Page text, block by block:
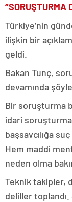
“SORUŞTURMA
Türkiye’nin
ilişkin bir
geldi.
Bakan Tunç,
devamında
Bir soruşturma
idari
başsavcılığa
Hem maddi
neden olma
Teknik takipler,
deliller toplandı.